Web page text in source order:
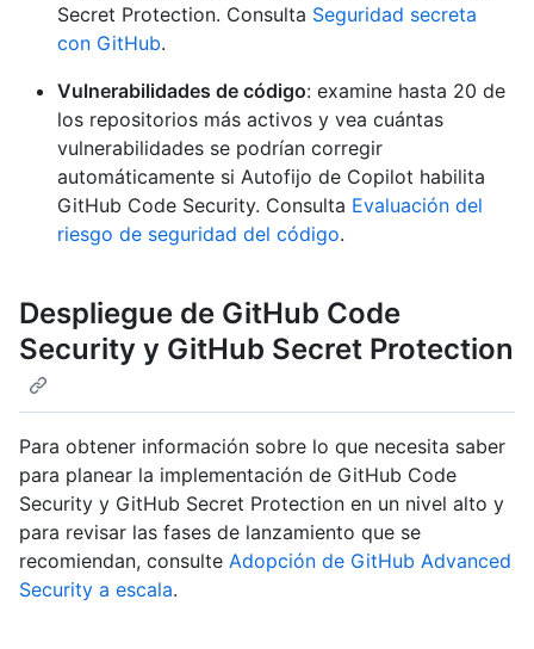
Secret Protection. Consulta Seguridad secreta
con GitHub.
Vulnerabilidades de código: examine hasta 20 de
los repositorios más activos y vea cuántas
vulnerabilidades se podrían corregir
automáticamente si Autofijo de Copilot habilita
GitHub Code Security. Consulta Evaluación del
riesgo de seguridad del código.
Despliegue de GitHub Code
Security y GitHub Secret Protection
Para obtener información sobre lo que necesita saber
para planear la implementación de GitHub Code
Security y GitHub Secret Protection en un nivel alto y
para revisar las fases de lanzamiento que se
recomiendan, consulte Adopción de GitHub Advanced
Security a escala.